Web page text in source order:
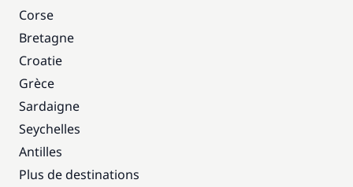
Corse
Bretagne
Croatie
Grèce
Sardaigne
Seychelles
Antilles
Plus de destinations